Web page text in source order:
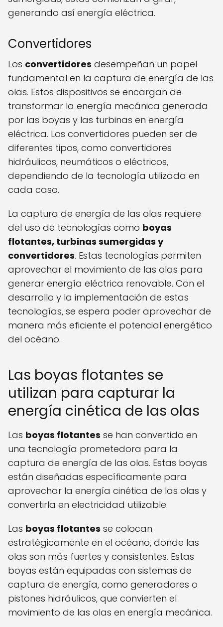
generando así energía eléctrica.
Convertidores
Los convertidores desempeñan un papel
fundamental en la captura de energía de las
olas. Estos dispositivos se encargan de
transformar la energía mecánica generada
por las boyas y las turbinas en energía
eléctrica. Los convertidores pueden ser de
diferentes tipos, como convertidores
hidráulicos, neumáticos o eléctricos,
dependiendo de la tecnología utilizada en
cada caso.
La captura de energía de las olas requiere
del uso de tecnologías como boyas
flotantes, turbinas sumergidas y
convertidores. Estas tecnologías permiten
aprovechar el movimiento de las olas para
generar energía eléctrica renovable. Con el
desarrollo y la implementación de estas
tecnologías, se espera poder aprovechar de
manera más eficiente el potencial energético
del océano.
Las boyas flotantes se
utilizan para capturar la
energía cinética de las olas
Las boyas flotantes se han convertido en
una tecnología prometedora para la
captura de energía de las olas. Estas boyas
están diseñadas específicamente para
aprovechar la energía cinética de las olas y
convertirla en electricidad utilizable.
Las boyas flotantes se colocan
estratégicamente en el océano, donde las
olas son más fuertes y consistentes. Estas
boyas están equipadas con sistemas de
captura de energía, como generadores o
pistones hidráulicos, que convierten el
movimiento de las olas en energía mecánica.